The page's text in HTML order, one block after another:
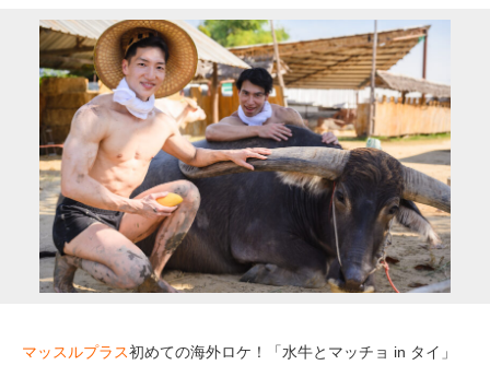
マッスルプラス初めての海外ロケ！「水牛とマッチョ in タイ」